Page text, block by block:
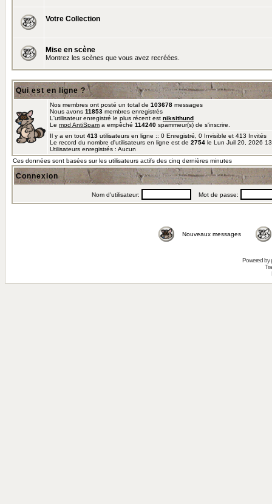
Votre Collection
Mise en scène
Montrez les scènes que vous avez recréées.
Qui est en ligne ?
Nos membres ont posté un total de 103678 messages
Nous avons 11853 membres enregistrés
L'utilisateur enregistré le plus récent est niksithund
Le mod AntiSpam a empêché 114240 spammeur(s) de s'inscrire.
Il y a en tout 413 utilisateurs en ligne :: 0 Enregistré, 0 Invisible et 413
Le record du nombre d'utilisateurs en ligne est de 2754 le Lun Juil 20, 2026
Utilisateurs enregistrés : Aucun
Ces données sont basées sur les utilisateurs actifs des cinq dernières minutes
Connexion
Nom d'utilisateur: Mot de passe:
Nouveaux messages
Powered by